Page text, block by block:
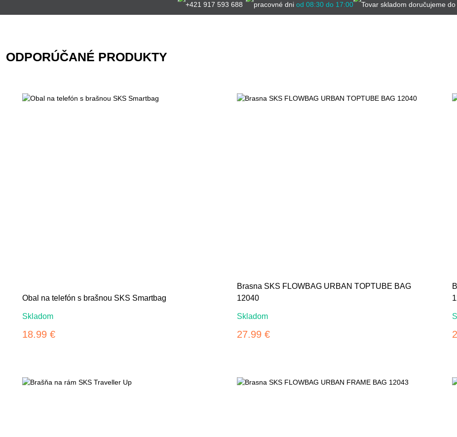
+421 917 593 688
pracovné dni od 08:30 do 17:00
Tovar skladom doručujeme
ODPORÚČANÉ PRODUKTY
Obal na telefón s brašnou SKS Smartbag
Skladom
18.99 €
Brasna SKS FLOWBAG URBAN TOPTUBE BAG
12040
Skladom
27.99 €